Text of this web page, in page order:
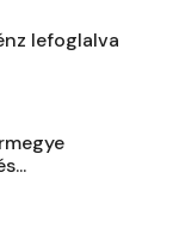
lefoglalva